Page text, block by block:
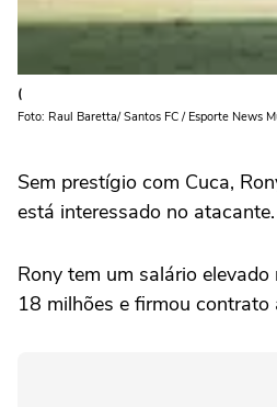
(
Foto: Raul Baretta/ Santos FC / Esporte News
Sem prestígio com Cuca,
está interessado no atacante.
Rony tem um salário
18 milhões e firmou